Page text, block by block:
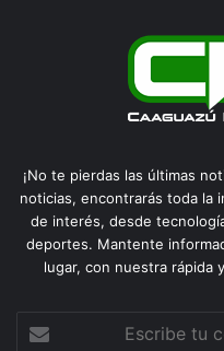
¡No te pierdas las últimas
noticias, encontrarás toda la
de interés, desde
deportes. Mantente
lugar, con nuestra rápida